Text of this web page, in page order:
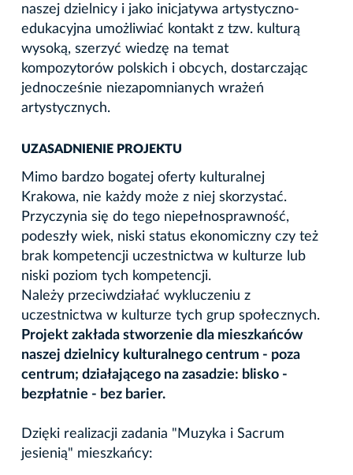
naszej dzielnicy i jako inicjatywa artystyczno-
edukacyjna umożliwiać kontakt z tzw. kulturą
wysoką, szerzyć wiedzę na temat
kompozytorów polskich i obcych, dostarczając
jednocześnie niezapomnianych wrażeń
artystycznych.
UZASADNIENIE PROJEKTU
Mimo bardzo bogatej oferty kulturalnej
Krakowa, nie każdy może z niej skorzystać.
Przyczynia się do tego niepełnosprawność,
podeszły wiek, niski status ekonomiczny czy też
brak kompetencji uczestnictwa w kulturze lub
niski poziom tych kompetencji.
Należy przeciwdziałać wykluczeniu z
uczestnictwa w kulturze tych grup społecznych.
Projekt zakłada stworzenie dla mieszkańców
naszej dzielnicy kulturalnego centrum - poza
centrum; działającego na zasadzie: blisko -
bezpłatnie - bez barier.
Dzięki realizacji zadania "Muzyka i Sacrum
jesienią" mieszkańcy: